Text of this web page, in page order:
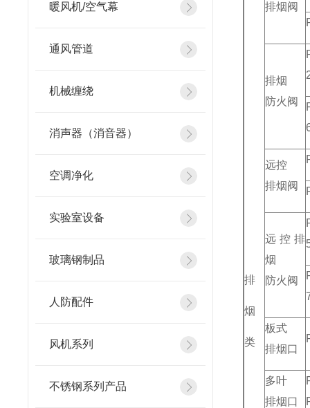
暖风机/空气幕
通风管道
机械缠绕
消声器（消音器）
空调净化
实验室设备
玻璃钢制品
人防配件
风机系列
不锈钢系列产品
排
烟
类
排烟阀
排烟
防火阀
远控
排烟阀
远控排
烟
防火阀
板式
排烟口
多叶
排烟口